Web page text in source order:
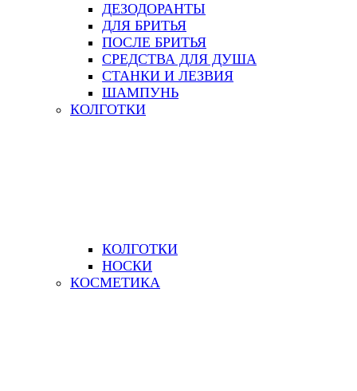
ДЕЗОДОРАНТЫ
ДЛЯ БРИТЬЯ
ПОСЛЕ БРИТЬЯ
СРЕДСТВА ДЛЯ ДУША
СТАНКИ И ЛЕЗВИЯ
ШАМПУНЬ
КОЛГОТКИ
КОЛГОТКИ
НОСКИ
КОСМЕТИКА